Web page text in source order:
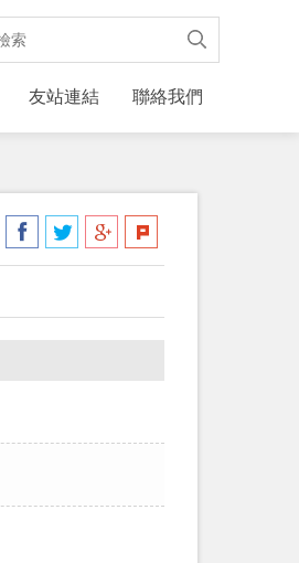
友站連結 聯絡我們